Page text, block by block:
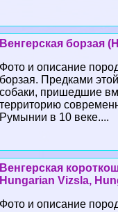
Венгерская борзая
Фото и описание
борзая. Предками
собаки, пришедшие
территорию
Румынии в 10 веке....
Венгерская
Hungarian Vizsla,
Фото и описание